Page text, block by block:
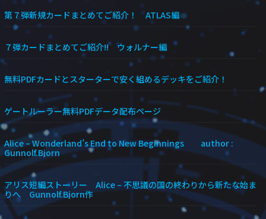
第７弾新規カードまとめてご紹介！ ATLAS編
７弾カードまとめてご紹介!! ウォルナー編
無料PDFカードとスターターで安く組めるデッキをご紹介！
ゲートルーラー無料PDFデータ配布ページ
Alice – Wonderland’s End to New Beginnings author :
Gunnolf.Bjorn
アリス短編ストーリー Alice – 不思議の国の終わりから新たな始ま
りへ Gunnolf.Bjorn作